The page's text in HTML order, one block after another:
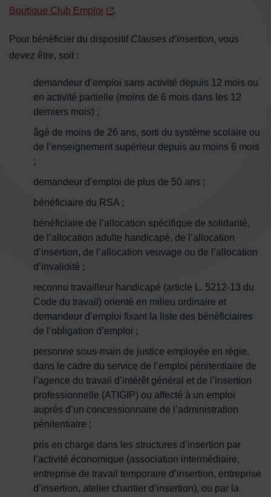
Boutique Club Emploi
.
Pour bénéficier du dispositif Clauses d’insertion, vous
devez être, soit :
demandeur d’emploi sans activité depuis 12 mois ou
en activité partielle (moins de 6 mois dans les 12
derniers mois) ;
âgé de moins de 26 ans, sorti du système scolaire ou
de l’enseignement supérieur depuis au moins 6 mois
;
demandeur d’emploi de plus de 50 ans ;
bénéficiaire du RSA ;
bénéficiaire de l’allocation spécifique de solidarité,
de l’allocation adulte handicapé, de l’allocation
d’insertion, de l’allocation veuvage ou de l’allocation
d’invalidité ;
reconnu travailleur handicapé (article L. 5212-13 du
Code du travail) orienté en milieu ordinaire et
demandeur d’emploi fixant la liste des bénéficiaires
de l’obligation d’emploi ;
personne sous-main de justice employée en régie,
dans le cadre du service de l’emploi pénitentiaire de
l’agence du travail d’intérêt général et de l’insertion
professionnelle (ATIGIP) ou affecté à un emploi
auprès d’un concessionnaire de l’administration
pénitentiaire ;
pris en charge dans les structures d’insertion par
l’activité économique (association intermédiaire,
entreprise de travail temporaire d’insertion, entreprise
d’insertion, atelier chantier d’insertion), ou par la